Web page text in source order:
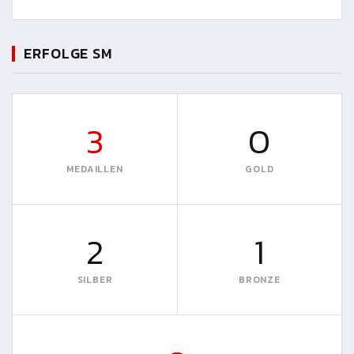
ERFOLGE SM
3
MEDAILLEN
0
GOLD
2
SILBER
1
BRONZE